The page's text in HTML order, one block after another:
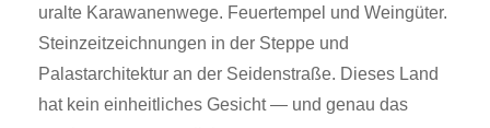
uralte Karawanenwege. Feuertempel und Weingüter.
Steinzeitzeichnungen in der Steppe und
Palastarchitektur an der Seidenstraße. Dieses Land
hat kein einheitliches Gesicht — und genau das